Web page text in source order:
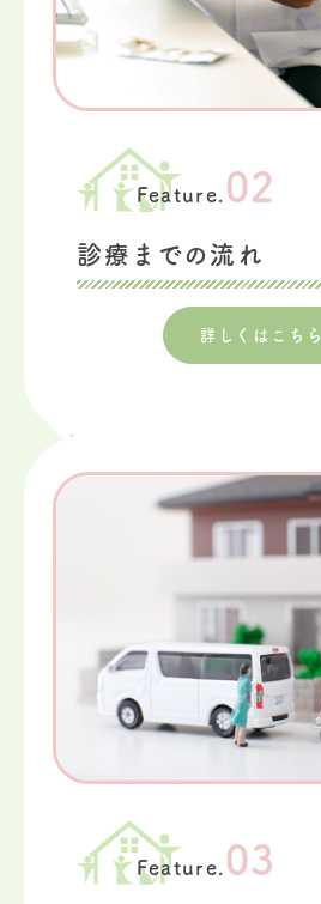
Feature. 02
診療までの流れ
詳しくはこちら
Feature. 03